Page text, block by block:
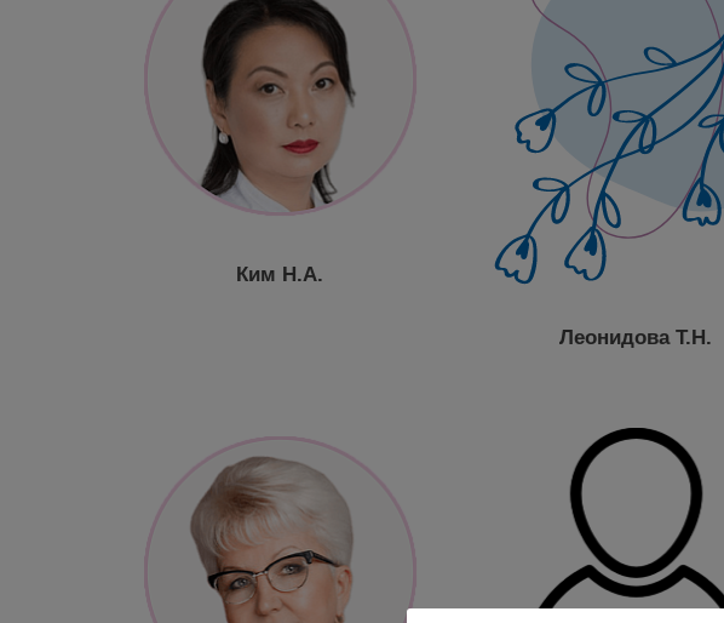
Ким Н.А.
Леонидова Т.Н.